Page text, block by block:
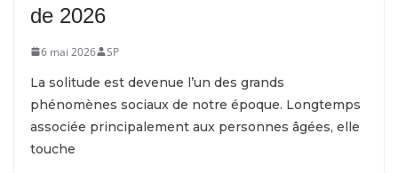
de 2026
6 mai 2026 SP
La solitude est devenue l’un des grands
phénomènes sociaux de notre époque. Longtemps
associée principalement aux personnes âgées, elle
touche